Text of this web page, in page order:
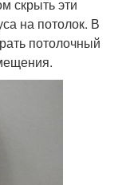
скрыть эти
на потолок. В
потолочный